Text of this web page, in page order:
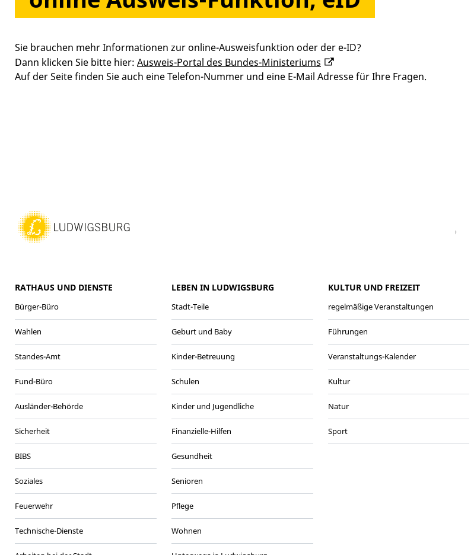
Sie brauchen mehr Informationen zur online-Ausweisfunktion oder der e-ID?
Dann klicken Sie bitte hier: Ausweis-Portal des Bundes-Ministeriums
Auf der Seite finden Sie auch eine Telefon-Nummer und eine E-Mail Adresse für Ihre Fragen.
Youtube
RATHAUS UND DIENSTE
Bürger-Büro
Wahlen
Standes-Amt
Fund-Büro
Ausländer-Behörde
Sicherheit
BIBS
Soziales
Feuerwehr
Technische-Dienste
LEBEN IN LUDWIGSBURG
Stadt-Teile
Geburt und Baby
Kinder-Betreuung
Schulen
Kinder und Jugendliche
Finanzielle-Hilfen
Gesundheit
Senioren
Pflege
Wohnen
KULTUR UND FREIZEIT
regelmäßige Veranstaltungen
Führungen
Veranstaltungs-Kalender
Kultur
Natur
Sport